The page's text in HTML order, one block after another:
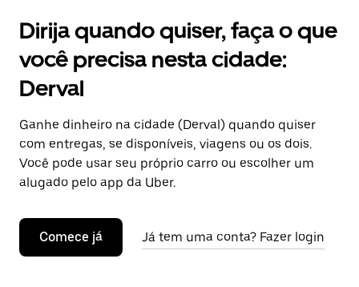
Dirija quando quiser, faça o que
você precisa nesta cidade:
Derval
Ganhe dinheiro na cidade (Derval) quando quiser
com entregas, se disponíveis, viagens ou os dois.
Você pode usar seu próprio carro ou escolher um
alugado pelo app da Uber.
Comece já Já tem uma conta? Fazer login